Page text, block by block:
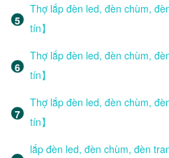
Thợ lắp đèn led, đèn chùm,
tín】
Thợ lắp đèn led, đèn chùm,
tín】
Thợ lắp đèn led, đèn chùm,
tín】
lắp đèn led, đèn chùm, đèn